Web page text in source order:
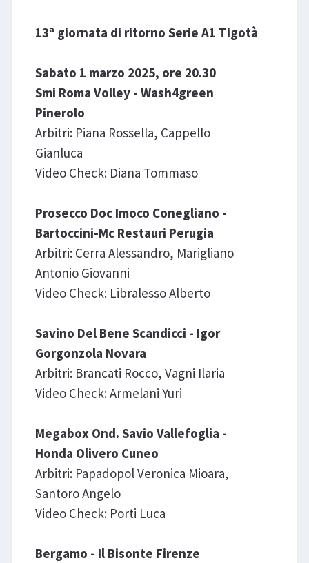
13ª giornata di ritorno Serie A1 Tigotà
Sabato 1 marzo 2025, ore 20.30
Smi Roma Volley - Wash4green
Pinerolo
Arbitri: Piana Rossella, Cappello
Gianluca
Video Check: Diana Tommaso
Prosecco Doc Imoco Conegliano -
Bartoccini-Mc Restauri Perugia
Arbitri: Cerra Alessandro, Marigliano
Antonio Giovanni
Video Check: Libralesso Alberto
Savino Del Bene Scandicci - Igor
Gorgonzola Novara
Arbitri: Brancati Rocco, Vagni Ilaria
Video Check: Armelani Yuri
Megabox Ond. Savio Vallefoglia -
Honda Olivero Cuneo
Arbitri: Papadopol Veronica Mioara,
Santoro Angelo
Video Check: Porti Luca
Bergamo - Il Bisonte Firenze